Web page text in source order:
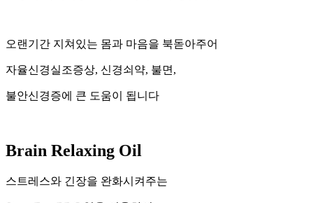
오랜기간 지쳐있는 몸과 마음을 북돋아주어
자율신경실조증상, 신경쇠약, 불면,
불안신경증에 큰 도움이 됩니다
Brain Relaxing Oil
스트레스와 긴장을 완화시켜주는